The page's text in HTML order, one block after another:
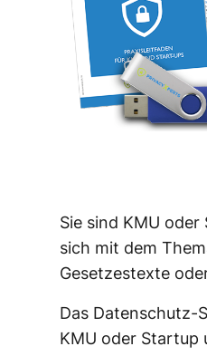
Sie sind KMU
sich mit dem
Gesetzestexte
Das Datenschutz-
KMU oder Startup